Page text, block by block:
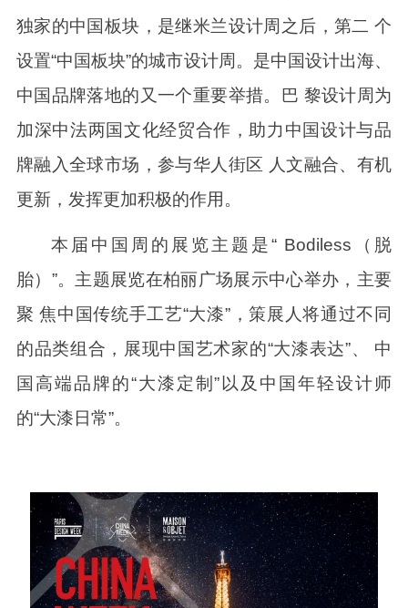
独家的中国板块，是继米兰设计周之后，第二 个
设置“中国板块”的城市设计周。是中国设计出海、
中国品牌落地的又一个重要举措。巴 黎设计周为
加深中法两国文化经贸合作，助力中国设计与品
牌融入全球市场，参与华人街区 人文融合、有机
更新，发挥更加积极的作用。
本届中国周的展览主题是“ Bodiless（脱
胎）”。主题展览在柏丽广场展示中心举办，主要
聚 焦中国传统手工艺“大漆”，策展人将通过不同
的品类组合，展现中国艺术家的“大漆表达”、 中
国高端品牌的“大漆定制”以及中国年轻设计师
的“大漆日常”。